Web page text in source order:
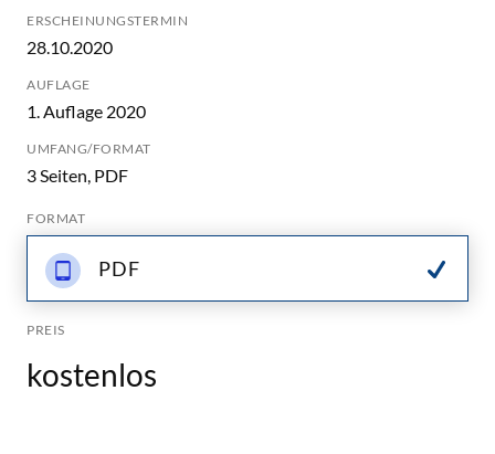
ERSCHEINUNGSTERMIN
28.10.2020
AUFLAGE
1. Auflage 2020
UMFANG/FORMAT
3 Seiten, PDF
FORMAT
PDF
PREIS
kostenlos